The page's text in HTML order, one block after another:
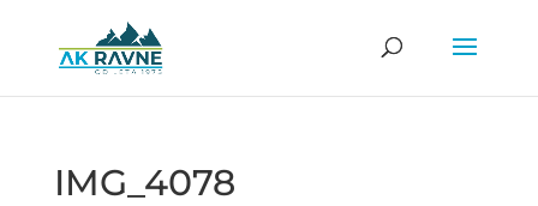
IMG_4078